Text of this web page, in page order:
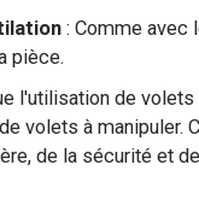
: Comme avec
pièce.
l'utilisation de
volets à
de la sécurité et